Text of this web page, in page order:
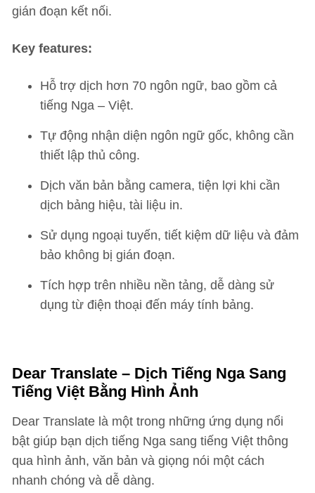
gián đoạn kết nối.
Key features:
Hỗ trợ dịch hơn 70 ngôn ngữ, bao gồm cả
tiếng Nga – Việt.
Tự động nhận diện ngôn ngữ gốc, không cần
thiết lập thủ công.
Dịch văn bản bằng camera, tiện lợi khi cần
dịch bảng hiệu, tài liệu in.
Sử dụng ngoại tuyến, tiết kiệm dữ liệu và đảm
bảo không bị gián đoạn.
Tích hợp trên nhiều nền tảng, dễ dàng sử
dụng từ điện thoại đến máy tính bảng.
Dear Translate – Dịch Tiếng Nga Sang
Tiếng Việt Bằng Hình Ảnh
Dear Translate là một trong những ứng dụng nổi
bật giúp bạn dịch tiếng Nga sang tiếng Việt thông
qua hình ảnh, văn bản và giọng nói một cách
nhanh chóng và dễ dàng.